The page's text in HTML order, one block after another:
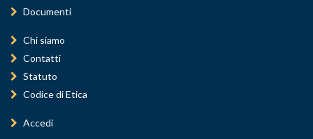
Documenti
Chi siamo
Contatti
Statuto
Codice di Etica
Accedi